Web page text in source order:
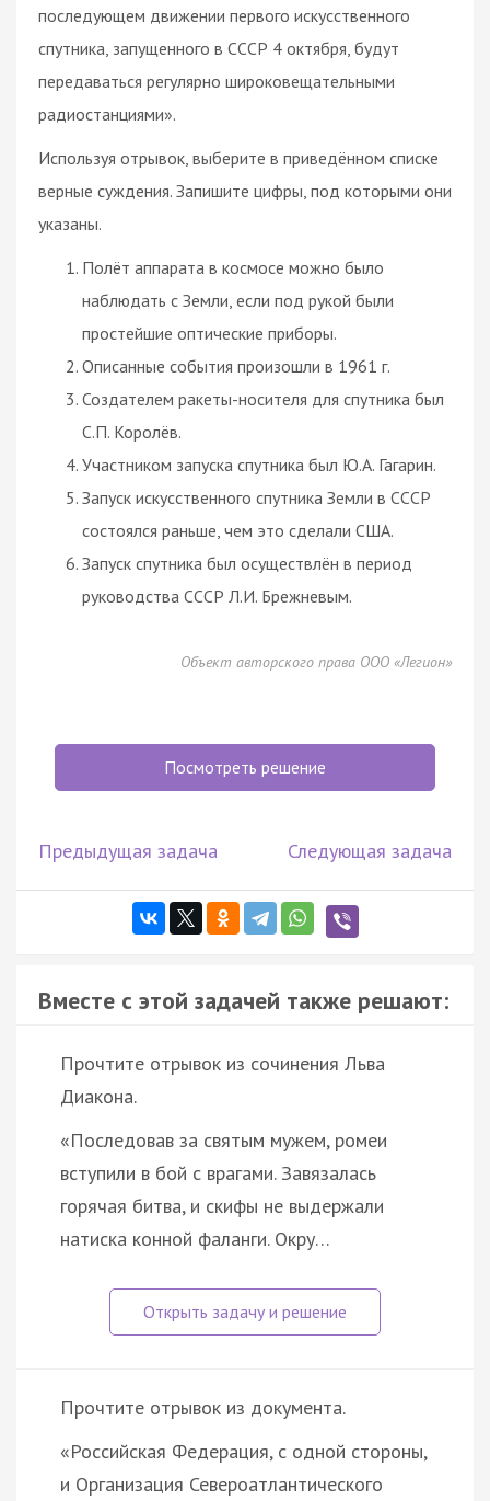
последующем движении первого искусственного
спутника, запущенного в СССР 4 октября, будут
передаваться регулярно широковещательными
радиостанциями».
Используя отрывок, выберите в приведённом списке
верные суждения. Запишите цифры, под которыми они
указаны.
Полёт аппарата в космосе можно было
наблюдать с Земли, если под рукой были
простейшие оптические приборы.
Описанные события произошли в 1961 г.
Создателем ракеты-носителя для спутника был
С.П. Королёв.
Участником запуска спутника был Ю.А. Гагарин.
Запуск искусственного спутника Земли в СССР
состоялся раньше, чем это сделали США.
Запуск спутника был осуществлён в период
руководства СССР Л.И. Брежневым.
Объект авторского права ООО «Легион»
Посмотреть решение
Предыдущая задача Следующая задача
Вместе с этой задачей также решают:
Прочтите отрывок из сочинения Льва
Диакона.
«Последовав за святым мужем, ромеи
вступили в бой с врагами. Завязалась
горячая битва, и скифы не выдержали
натиска конной фаланги. Окру…
Прочтите отрывок из документа.
«Российская Федерация, с одной стороны,
и Организация Североатлантического